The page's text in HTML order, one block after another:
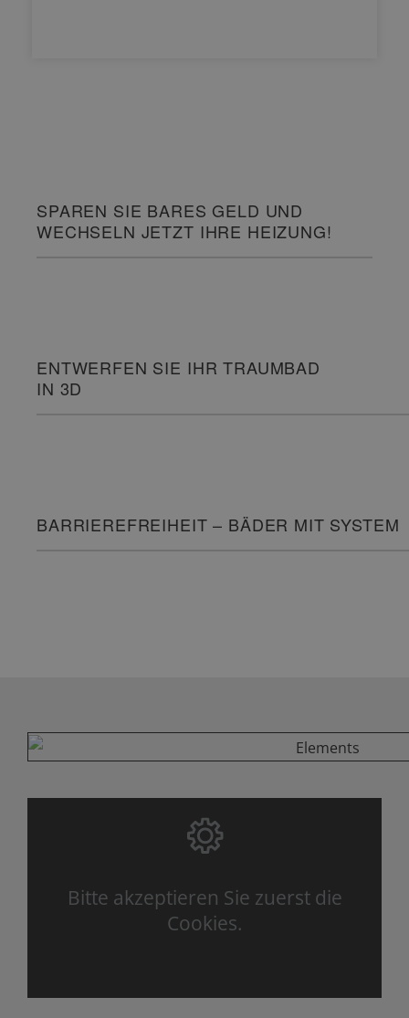
SPAREN SIE BARES GELD UND
WECHSELN JETZT IHRE HEIZUNG!
ENTWERFEN SIE IHR TRAUMBAD
IN 3D
BARRIEREFREIHEIT – BÄDER MIT SYSTEM
Bitte akzeptieren Sie zuerst die
Cookies.